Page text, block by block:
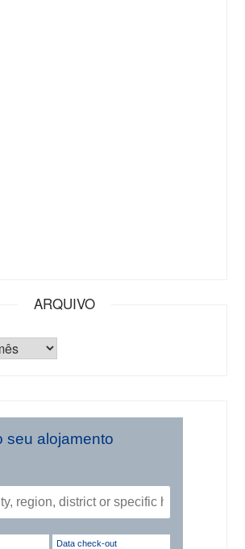
ARQUIVO
seu alojamento
Data check-out